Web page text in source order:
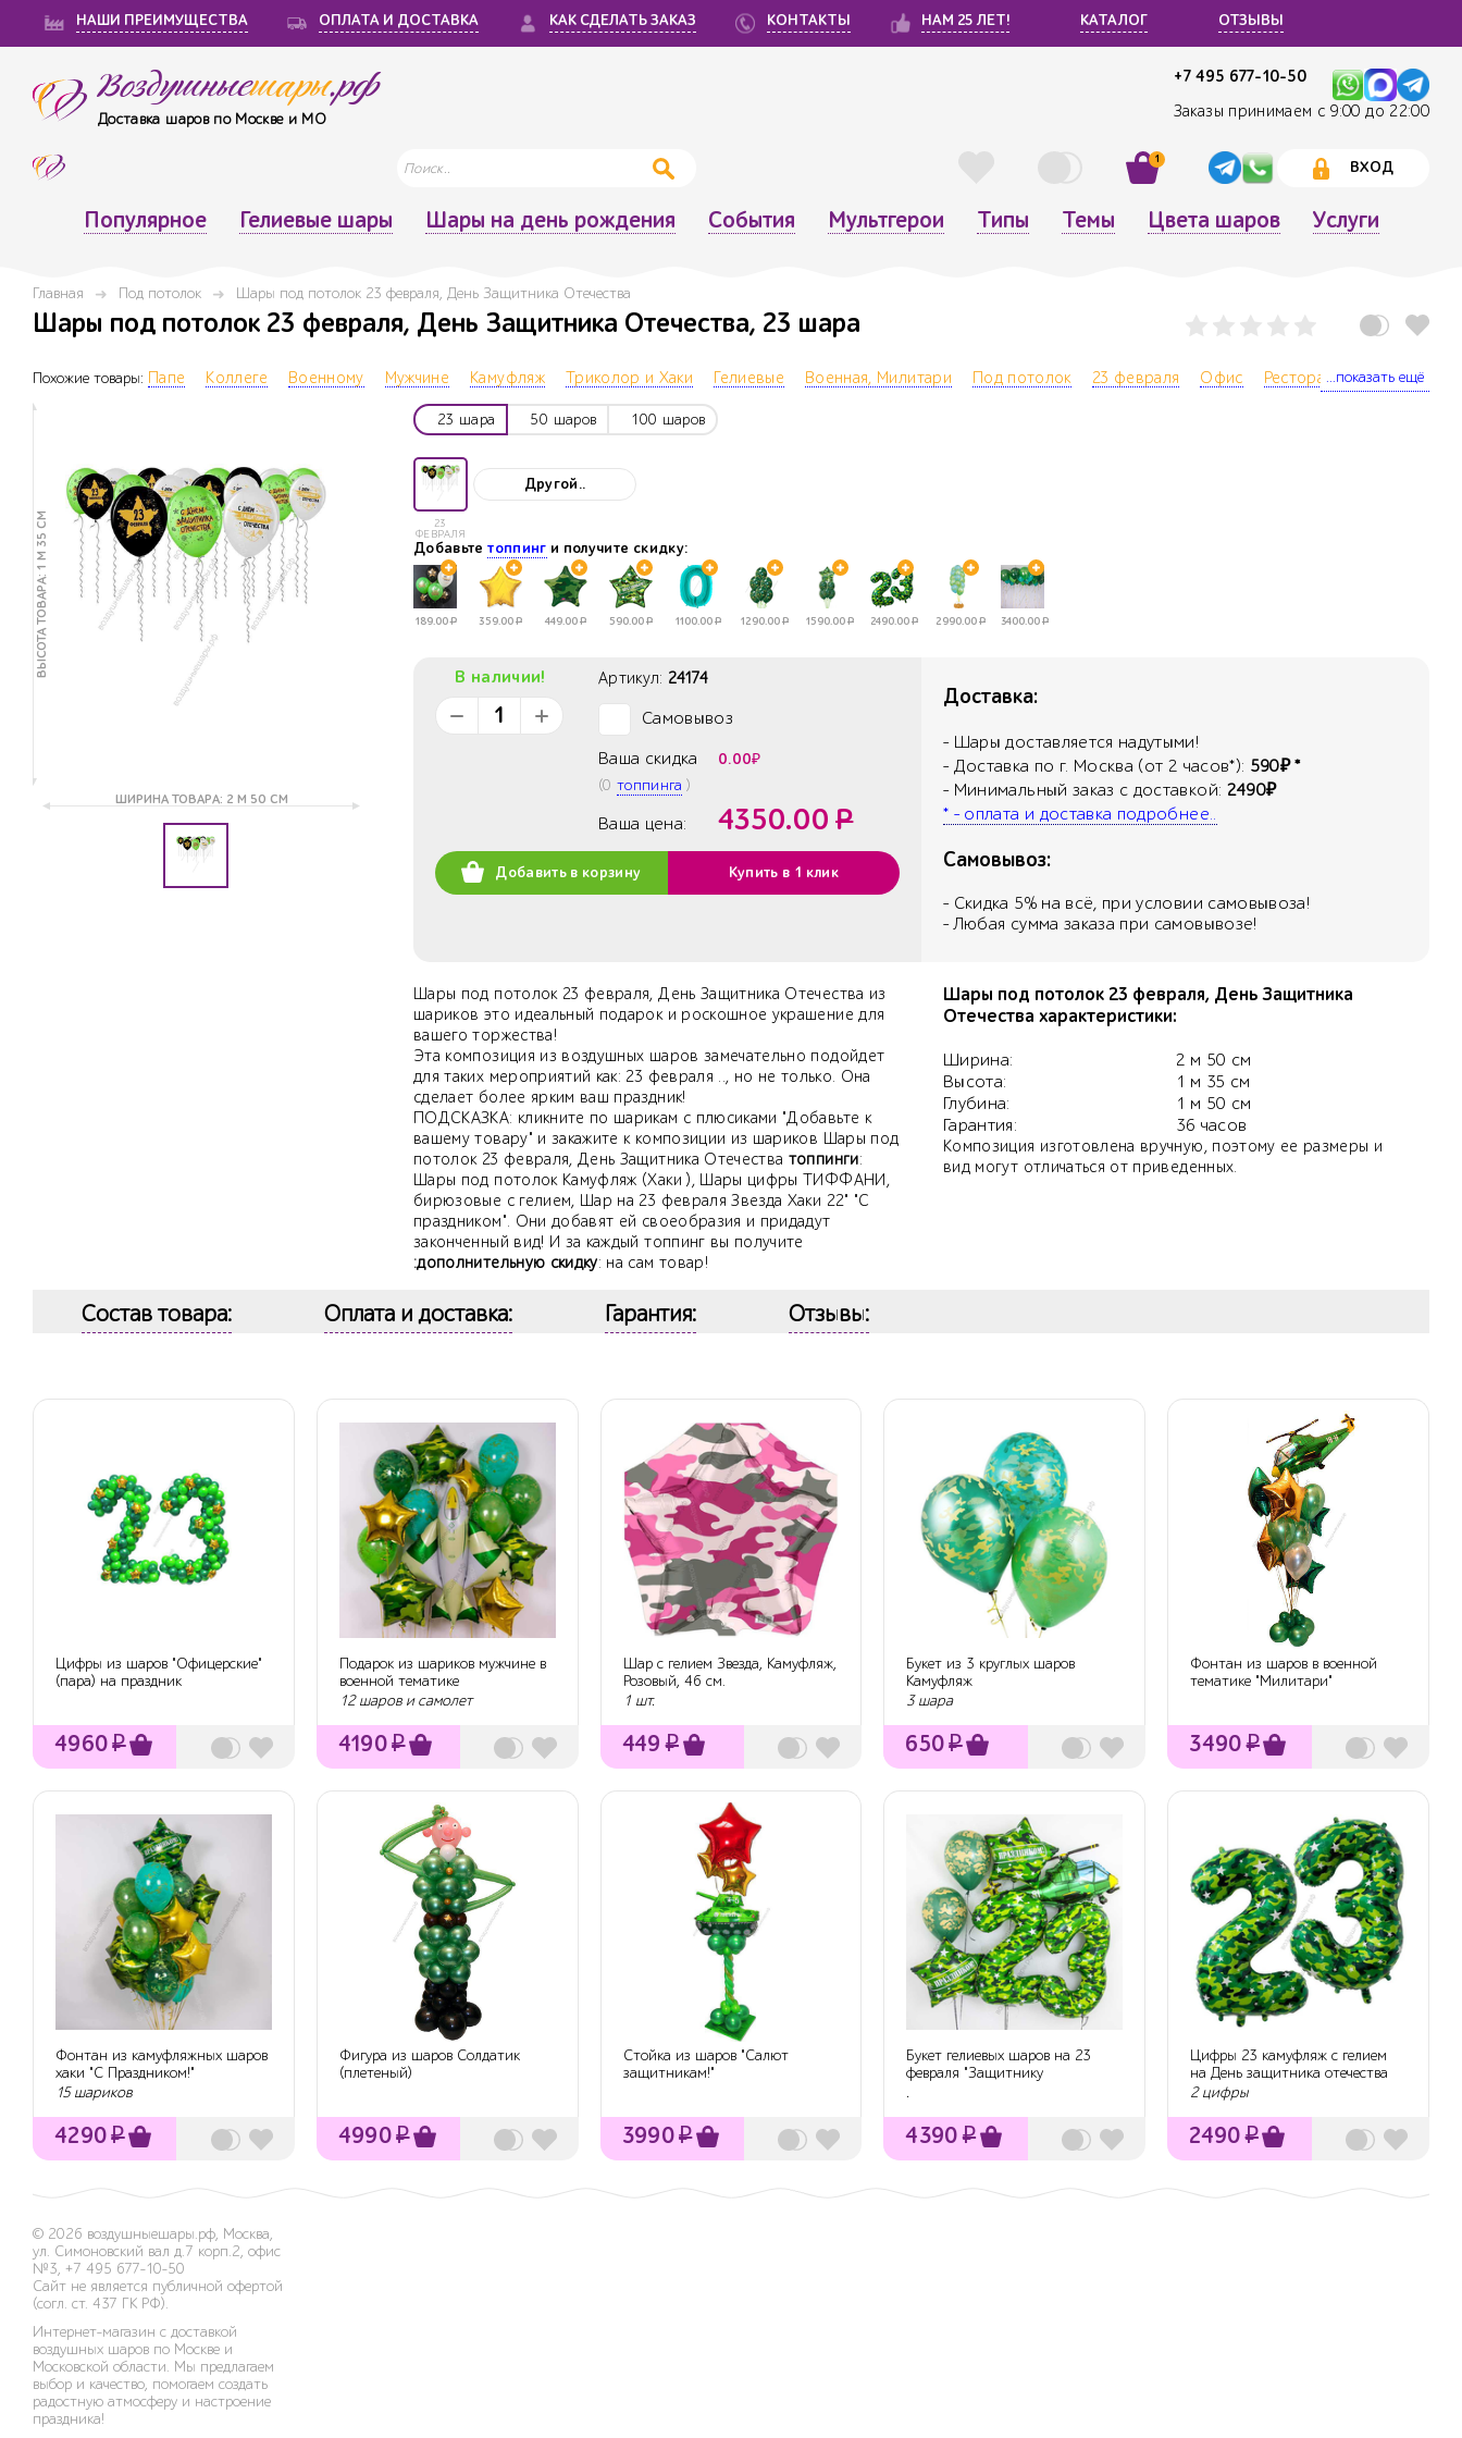
НАШИ ПРЕИМУЩЕСТВА ОПЛАТА И ДОСТАВКА КАК СДЕЛАТЬ ЗАКАЗ КОНТАКТЫ НАМ 25 ЛЕТ! КАТАЛОГ ОТЗЫВЫ
Воздушныешары.рф
Доставка шаров по Москве и МО
+7 495 677-10-50
Заказы принимаем с 9:00 до 22:00
1
ВХОД
Популярное Гелиевые шары Шары на день рождения События Мультгерои Типы Темы Цвета шаров Услуги
Главная Под потолок Шары под потолок 23 февраля, День Защитника Отечества
Шары под потолок 23 февраля, День Защитника Отечества, 23 шара
...показать ещё
Похожие товары: Папе Коллеге Военному Мужчине Камуфляж Триколор и Хаки Гелиевые Военная, Милитари Под потолок 23 февраля Офис Ресторан Квартира
ВЫСОТА ТОВАРА: 1 М 35 СМ
ШИРИНА ТОВАРА: 2 М 50 СМ
23 шара 50 шаров 100 шаров
23
ФЕВРАЛЯ
Другой..
КАМУФЛЯЖ
Другой..
КАМУФЛЯЖ
Другой..
Добавьтетоппинг и получите скидку:
189.00Р 359.00Р 449.00Р 590.00Р 1100.00Р 1290.00Р 1590.00Р 2490.00Р 2990.00Р 3400.00Р
В наличии! Артикул: 24174
Самовывоз
Ваша скидка 0.00₽
(0 топпинга )
Ваша цена: 4350.00 Р
Добавить в корзину Купить в 1 клик
Доставка:
- Шары доставляется надутыми!
- Доставка по г. Москва (от 2 часов*): 590₽ *
- Минимальный заказ с доставкой: 2490₽
* - оплата и доставка подробнее..
Самовывоз:
- Скидка 5% на всё, при условии самовывоза!
- Любая сумма заказа при самовывозе!
Шары под потолок 23 февраля, День Защитника Отечества из
шариков это идеальный подарок и роскошное украшение для
вашего торжества!
Эта композиция из воздушных шаров замечательно подойдет
для таких мероприятий как: 23 февраля .., но не только. Она
сделает более ярким ваш праздник!
ПОДСКАЗКА: кликните по шарикам с плюсиками "Добавьте к
вашему товару" и закажите к композиции из шариков Шары под
потолок 23 февраля, День Защитника Отечества топпинги:
Шары под потолок Камуфляж (Хаки ), Шары цифры ТИФФАНИ,
бирюзовые с гелием, Шар на 23 февраля Звезда Хаки 22" "С
праздником". Они добавят ей своеобразия и придадут
законченный вид! И за каждый топпинг вы получите
:дополнительную скидку: на сам товар!
Шары под потолок 23 февраля, День Защитника
Отечества характеристики:
Ширина:
Высота:
Глубина:
Гарантия:
2 м 50 см
1 м 35 см
1 м 50 см
36 часов
Композиция изготовлена вручную, поэтому ее размеры и
вид могут отличаться от приведенных.
Состав товара: Оплата и доставка: Гарантия: Отзывы:
Цифры из шаров "Офицерские"
(пара) на праздник
4960₽
Подарок из шариков мужчине в
военной тематике
12 шаров и самолет
4190₽
Шар с гелием Звезда, Камуфляж,
Розовый, 46 см.
1 шт.
449 ₽
Букет из 3 круглых шаров
Камуфляж
3 шара
650₽
Фонтан из шаров в военной
тематике "Милитари"
3490₽
Фонтан из камуфляжных шаров
хаки "С Праздником!"
15 шариков
4290₽
Фигура из шаров Солдатик
(плетеный)
4990₽
Стойка из шаров "Салют
защитникам!"
3990₽
Букет гелиевых шаров на 23
февраля "Защитнику
.
4390₽
Цифры 23 камуфляж с гелием
на День защитника отечества
2 цифры
2490₽
© 2026 воздушныешары.рф, Москва,
ул. Симоновский вал д.7 корп.2, офис
№3, +7 495 677-10-50
Сайт не является публичной офертой
(согл. ст. 437 ГК РФ).
Интернет-магазин с доставкой
воздушных шаров по Москве и
Московской области. Мы предлагаем
выбор и качество, помогаем создать
радостную атмосферу и настроение
праздника!